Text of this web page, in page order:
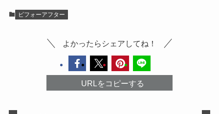
ビフォーアフター
よかったらシェアしてね！
URLをコピーする